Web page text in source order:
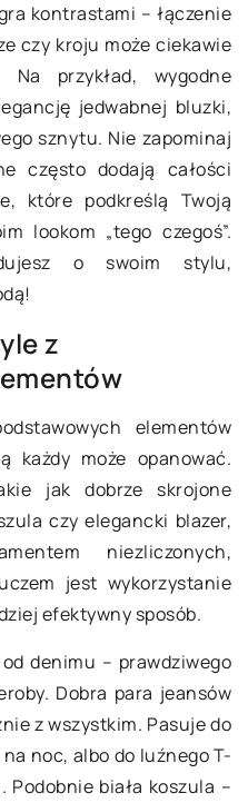
kontrastami – łączenie
czy kroju może ciekawie
Na przykład, wygodne
jedwabnej bluzki,
sznytu. Nie zapominaj
często dodają całości
które podkreślą Twoją
lookom „tego czegoś”.
o swoim stylu,
z
elementów
każdy może opanować.
jak dobrze skrojone
czy elegancki blazer,
niezliczonych,
jest wykorzystanie
efektywny sposób.
denimu – prawdziwego
Dobra para jeansów
z wszystkim. Pasuje do
noc, albo do luźnego T-
biała koszula –